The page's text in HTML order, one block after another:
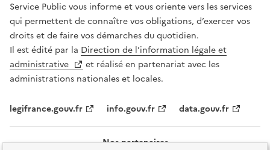
Service Public vous informe et vous oriente vers les services
qui permettent de connaître vos obligations, d’exercer vos
droits et de faire vos démarches du quotidien.
Il est édité par la Direction de l’information légale et
administrative
et réalisé en partenariat avec les
administrations nationales et locales.
legifrance.gouv.fr info.gouv.fr data.gouv.fr
Nos partenaires